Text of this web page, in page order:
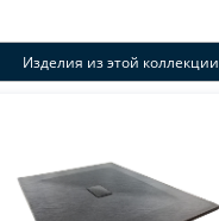
Изделия из этой коллекции